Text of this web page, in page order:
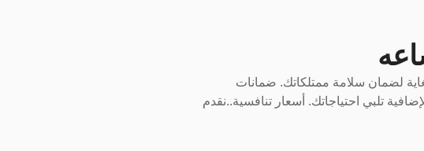
لضمان سلامة ممتلكاتك. ضمانات
تلبي احتياجاتك. أسعار تنافسية..نقدم